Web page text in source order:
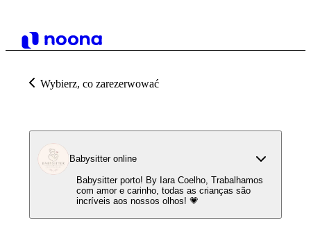
Wybierz, co zarezerwować
Babysitter online
Babysitter porto! By Iara Coelho, Trabalhamos
com amor e carinho, todas as crianças são
incríveis aos nossos olhos! 💗